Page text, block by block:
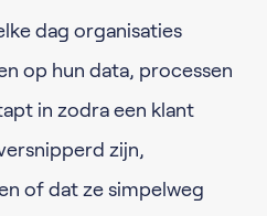
dag organisaties
op hun data, processen
in zodra een klant
zijn,
of dat ze simpelweg